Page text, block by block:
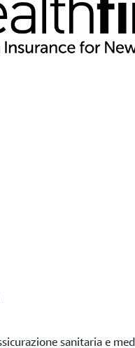
sanitaria e